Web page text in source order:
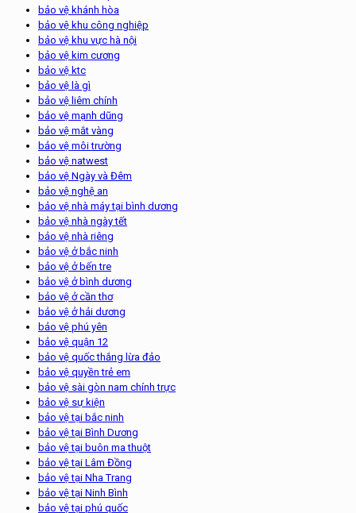
bảo vệ khánh hòa
bảo vệ khu công nghiệp
bảo vệ khu vực hà nội
bảo vệ kim cương
bảo vệ ktc
bảo vệ là gì
bảo vệ liêm chính
bảo vệ mạnh dũng
bảo vệ mắt vàng
bảo vệ môi trường
bảo vệ natwest
bảo vệ Ngày và Đêm
bảo vệ nghệ an
bảo vệ nhà máy tại bình dương
bảo vệ nhà ngày tết
bảo vệ nhà riêng
bảo vệ ở bắc ninh
bảo vệ ở bến tre
bảo vệ ở bình dương
bảo vệ ở cần thơ
bảo vệ ở hải dương
bảo vệ phú yên
bảo vệ quận 12
bảo vệ quốc thắng lừa đảo
bảo vệ quyền trẻ em
bảo vệ sài gòn nam chính trực
bảo vệ sự kiện
bảo vệ tại bắc ninh
bảo vệ tại Bình Dương
bảo vệ tại buôn ma thuột
bảo vệ tại Lâm Đồng
bảo vệ tại Nha Trang
bảo vệ tại Ninh Bình
bảo vệ tại phú quốc